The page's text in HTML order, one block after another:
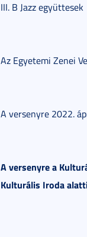
III. B Jazz együttesek
Az Egyetemi Zenei
A versenyre 2022.
A versenyre a
Kulturális Iroda